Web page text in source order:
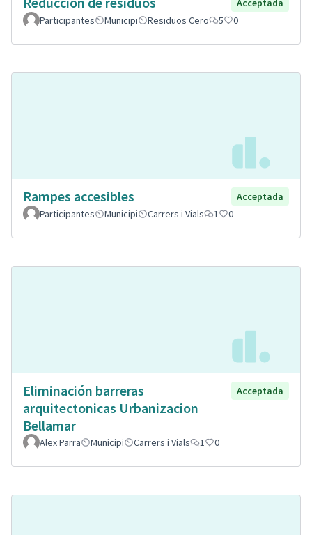
Participantes
Municipi Residuos Cero 5 0
Rampes accesibles
Acceptada
Participantes
Municipi Carrers i Vials 1 0
Eliminación barreras
arquitectonicas Urbanizacion
Bellamar
Acceptada
Alex Parra Municipi Carrers i Vials 1 0